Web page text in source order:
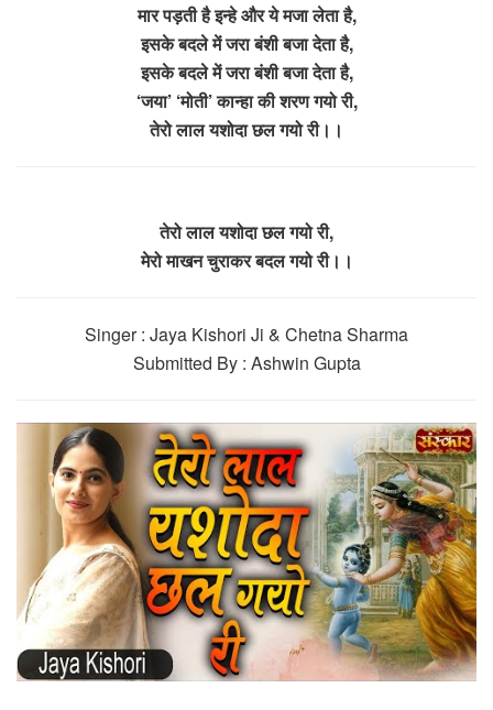
मार पड़ती है इन्हे और ये मजा लेता है,
इसके बदले में जरा बंशी बजा देता है,
इसके बदले में जरा बंशी बजा देता है,
‘जया’ ‘मोती’ कान्हा की शरण गयो री,
तेरो लाल यशोदा छल गयो री।।
तेरो लाल यशोदा छल गयो री,
मेरो माखन चुराकर बदल गयो री।।
Singer : Jaya Kishori Ji & Chetna Sharma
Submitted By : Ashwin Gupta